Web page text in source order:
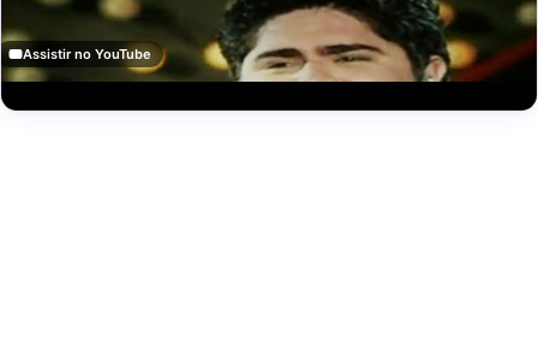
Assistir no YouTube